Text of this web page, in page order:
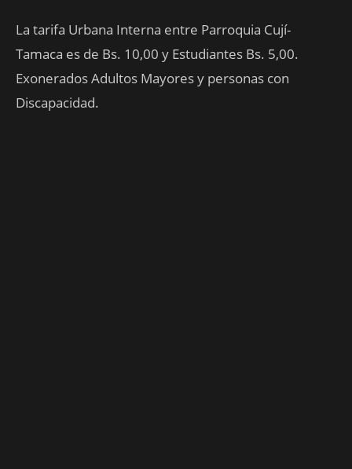
La tarifa Urbana Interna entre Parroquia Cují-
Tamaca es de Bs. 10,00 y Estudiantes Bs. 5,00.
Exonerados Adultos Mayores y personas con
Discapacidad.